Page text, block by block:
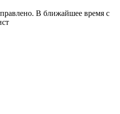
В ближайшее время с